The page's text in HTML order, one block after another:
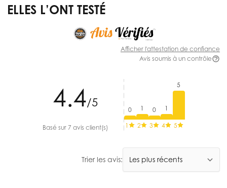
ELLES L’ONT TESTÉ
Afficher l'attestation de confiance
Avis soumis à un contrôle
4.4/5
Basé sur 7 avis client(s)
0
1
1
2
0
3
1
4
5
5
Trier les avis: